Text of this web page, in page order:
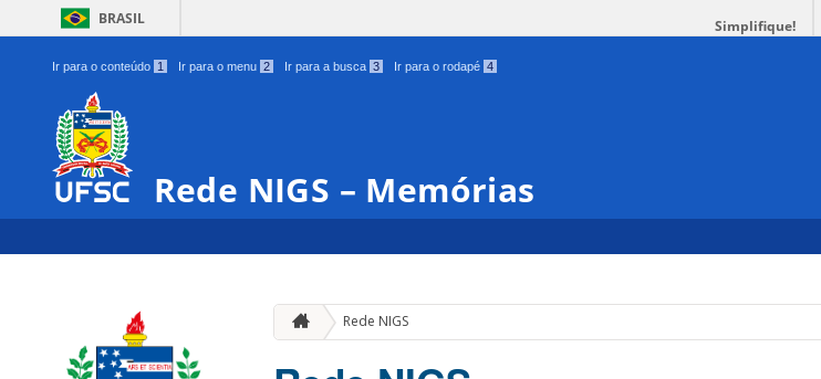
BRASIL Simplifique!
Ir para o conteúdo 1 Ir para o menu 2 Ir para a busca 3 Ir para o rodapé 4
Rede NIGS – Memórias
Rede NIGS